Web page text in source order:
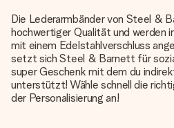
Die Lederarmbänder von Steel &
hochwertiger Qualität und werden
mit einem Edelstahlverschluss
setzt sich Steel & Barnett für
super Geschenk mit dem du
unterstützt! Wähle schnell die
der Personalisierung an!